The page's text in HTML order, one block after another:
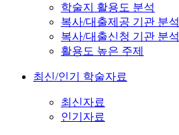
학술지 활용도 분석
복사/대출제공 기관 분석
복사/대출신청 기관 분석
활용도 높은 주제
최신/인기 학술자료
최신자료
인기자료